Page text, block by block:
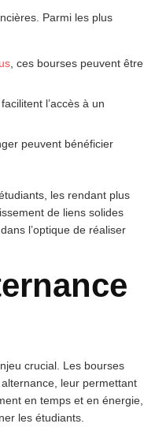
Parmi les plus
, ces bourses peuvent être
l’accès à un
peuvent bénéficier
les rendant plus
de liens solides
l’optique de réaliser
crucial. Les bourses
leur permettant
en temps et en énergie,
les étudiants.